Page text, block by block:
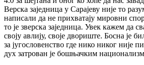
Верска заједница у Сарајеву није то
написали да не прихватају мировни
то је зверска заједница. Увек кажем да
своју авлију, своје двориште. Босна је
за југословенство где нико никог није
дух затрован је бошњачким